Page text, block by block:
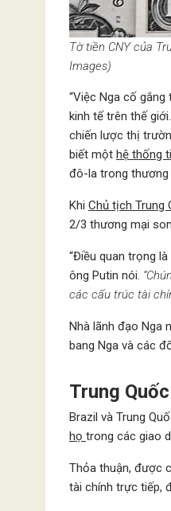
Tờ tiền CNY của
Images)
“Việc Nga cố
kinh tế trên thế
chiến lược thị
biết một hệ thống
đô-la trong thương
Khi Chủ tịch Trung
2/3 thương mại
“Điều quan trọng là
ông Putin nói.
các cấu trúc tài
Nhà lãnh đạo Nga
bang Nga và các
Trung
Brazil và Trung
họ trong các giao
Thỏa thuận, được
tài chính trực tiếp,